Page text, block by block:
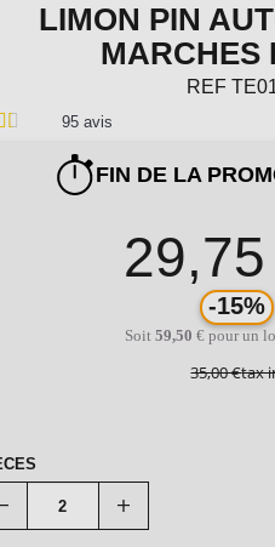
LIMON PIN
MARCHES
REF
95 avis
FIN DE LA
-15%
Soit59,50 € pour un
35,00 €tax